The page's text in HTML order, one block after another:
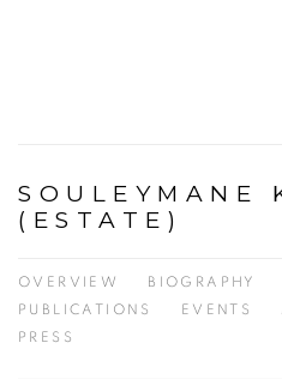
SOULEYMANE
(ESTATE)
OVERVIEW BIOGRAPHY
PUBLICATIONS
EVENTS
PRESS